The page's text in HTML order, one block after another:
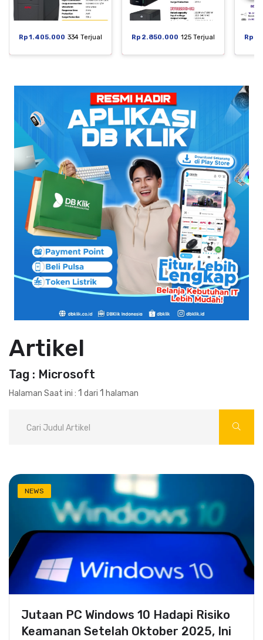
Rp 1.405.000 334 Terjual Rp 2.850.000 125 Terjual Rp
Artikel
Tag : Microsoft
Halaman Saat ini : 1 dari 1 halaman
NEWS
Jutaan PC Windows 10 Hadapi Risiko
Keamanan Setelah Oktober 2025, Ini